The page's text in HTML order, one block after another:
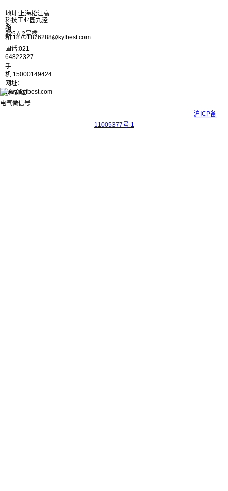
地址:上海松江高
科技工业园九泾
路
325弄2号楼
邮
箱:18701876288@kyfbest.com
固话:021-
64822327
手
机:15000149424
网址：
www.kyfbest.com
沪ICP备
11005377号-1